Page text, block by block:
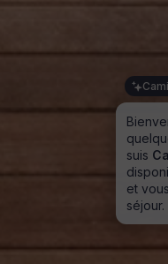
suis
et
sur
remise